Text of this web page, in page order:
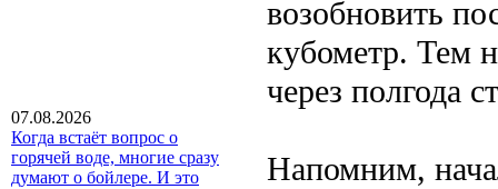
07.08.2026
Когда встаёт вопрос о
горячей воде, многие сразу
думают о бойлере. И это
возобновить
кубометр. Тем
через полгода
Напомним,